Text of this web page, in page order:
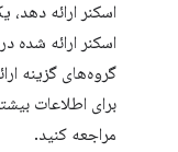
اسکنر ارائه دهد،
اسکنر ارائه شده
گروه‌های گزینه
برای اطلاعات
مراجعه کنید.